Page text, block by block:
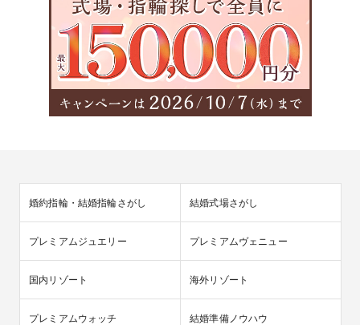
婚約指輪・結婚指輪さがし 結婚式場さがし
プレミアムジュエリー プレミアムヴェニュー
国内リゾート 海外リゾート
プレミアムウォッチ 結婚準備ノウハウ